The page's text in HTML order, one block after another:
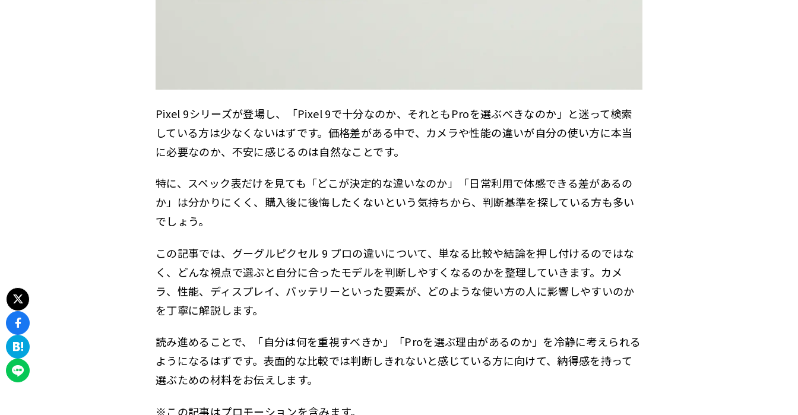
Pixel 9シリーズが登場し、「Pixel 9で十分なのか、それともProを選ぶべきなのか」と迷って検索
している方は少なくないはずです。価格差がある中で、カメラや性能の違いが自分の使い方に本当
に必要なのか、不安に感じるのは自然なことです。
特に、スペック表だけを見ても「どこが決定的な違いなのか」「日常利用で体感できる差があるの
か」は分かりにくく、購入後に後悔したくないという気持ちから、判断基準を探している方も多い
でしょう。
この記事では、グーグルピクセル 9 プロの違いについて、単なる比較や結論を押し付けるのではな
く、どんな視点で選ぶと自分に合ったモデルを判断しやすくなるのかを整理していきます。カメ
ラ、性能、ディスプレイ、バッテリーといった要素が、どのような使い方の人に影響しやすいのか
を丁寧に解説します。
読み進めることで、「自分は何を重視すべきか」「Proを選ぶ理由があるのか」を冷静に考えられる
ようになるはずです。表面的な比較では判断しきれないと感じている方に向けて、納得感を持って
選ぶための材料をお伝えします。
※この記事はプロモーションを含みます。